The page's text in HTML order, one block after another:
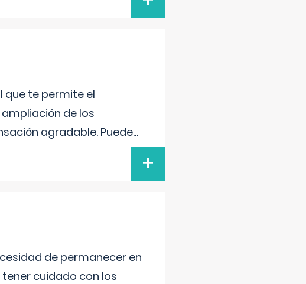
que te permite el
de los
agradable. Puede...
+
de permanecer en
cuidado con los